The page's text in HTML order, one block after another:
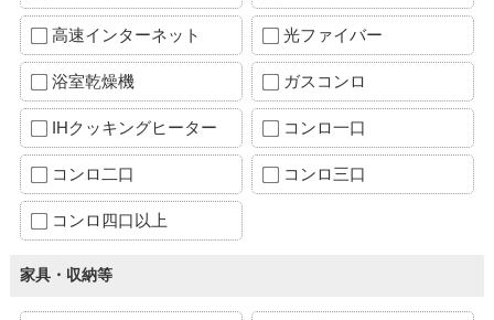
高速インターネット 光ファイバー
浴室乾燥機 ガスコンロ
IHクッキングヒーター コンロ一口
コンロ二口 コンロ三口
コンロ四口以上
家具・収納等